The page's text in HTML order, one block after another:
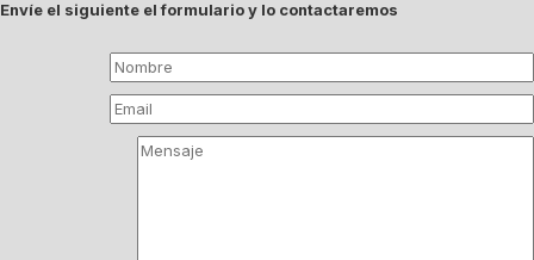
Envíe el siguiente el formulario y lo contactaremos